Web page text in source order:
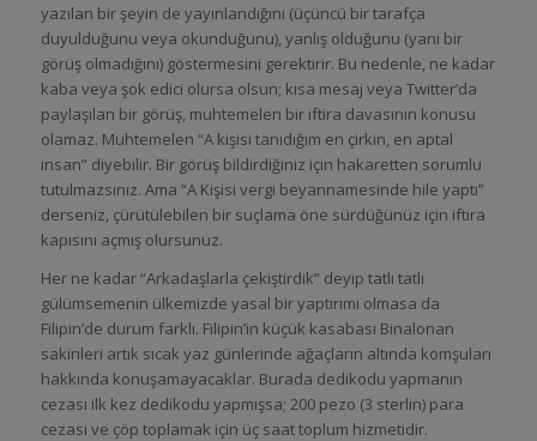
yazılan bir şeyin de yayınlandığını (üçüncü bir tarafça
duyulduğunu veya okunduğunu), yanlış olduğunu (yani bir
görüş olmadığını) göstermesini gerektirir. Bu nedenle, ne kadar
kaba veya şok edici olursa olsun; kısa mesaj veya Twitter’da
paylaşılan bir görüş, muhtemelen bir iftira davasının konusu
olamaz. Muhtemelen “A kişisi tanıdığım en çirkin, en aptal
insan” diyebilir. Bir görüş bildirdiğiniz için hakaretten sorumlu
tutulmazsınız. Ama “A Kişisi vergi beyannamesinde hile yaptı”
derseniz, çürütülebilen bir suçlama öne sürdüğünüz için iftira
kapısını açmış olursunuz.
Her ne kadar “Arkadaşlarla çekiştirdik” deyip tatlı tatlı
gülümsemenin ülkemizde yasal bir yaptırımı olmasa da
Filipin’de durum farklı. Filipin’in küçük kasabası Binalonan
sakinleri artık sıcak yaz günlerinde ağaçların altında komşuları
hakkında konuşamayacaklar. Burada dedikodu yapmanın
cezası ilk kez dedikodu yapmışsa; 200 pezo (3 sterlin) para
cezası ve çöp toplamak için üç saat toplum hizmetidir.